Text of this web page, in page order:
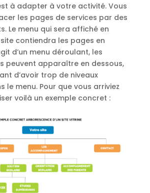
à adapter à votre activité. Vous
les pages de services par des
Le menu qui sera affiché en
contiendra les pages en
d’un menu déroulant, les
peuvent apparaître en dessous,
d’avoir trop de niveaux
le menu. Pour que vous arriviez
voilà un exemple concret :